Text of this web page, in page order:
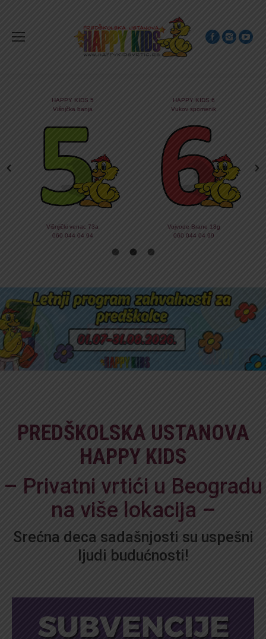
HAPPY KIDS 5
Višnjčka banja
Višnjički venac 73a
060 044 04 94
HAPPY KIDS 6
Vukov spomenik
Vojvode Brane 18g
060 044 04 99
PREDŠKOLSKA USTANOVA
HAPPY KIDS
– Privatni vrtići u Beogradu
na više lokacija –
Srećna deca sadašnjosti su uspešni
ljudi budućnosti!